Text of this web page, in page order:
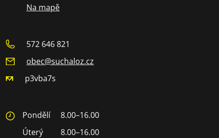
Na mapě
572 646 821
obec@suchaloz.cz
p3vba7s
Pondělí
8.00–16.00
Úterý
8.00–16.00